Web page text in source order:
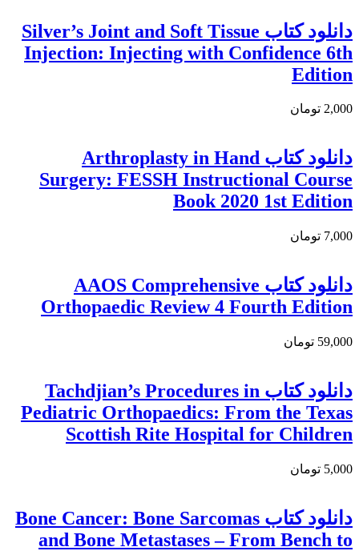
دانلود كتاب Silver’s Joint and Soft Tissue
Injection: Injecting with Confidence 6th
Edition
2,000 تومان
دانلود كتاب Arthroplasty in Hand
Surgery: FESSH Instructional Course
Book 2020 1st Edition
7,000 تومان
دانلود کتاب AAOS Comprehensive
Orthopaedic Review 4 Fourth Edition
59,000 تومان
دانلود کتاب Tachdjian’s Procedures in
Pediatric Orthopaedics: From the Texas
Scottish Rite Hospital for Children
5,000 تومان
دانلود كتاب Bone Cancer: Bone Sarcomas
and Bone Metastases – From Bench to